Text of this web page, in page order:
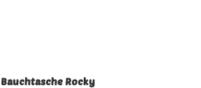
Bauchtasche Rocky